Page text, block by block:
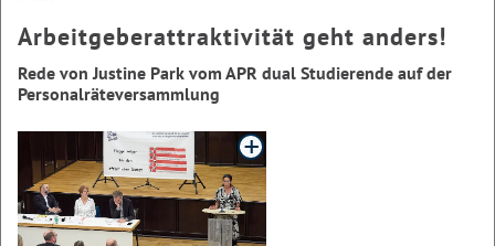
Arbeitgeberattraktivität geht anders!
Rede von Justine Park vom APR dual Studierende auf der
Personalräteversammlung